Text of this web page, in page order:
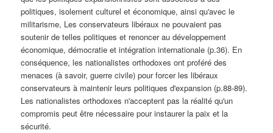
politiques, isolement culturel et économique, ainsi qu'avec le
militarisme, Les conservateurs libéraux ne pouvaient pas
soutenir de telles politiques et renoncer au développement
économique, démocratie et intégration internationale (p.36). En
conséquence, les nationalistes orthodoxes ont proféré des
menaces (à savoir, guerre civile) pour forcer les libéraux
conservateurs à maintenir leurs politiques d'expansion (p.88-89).
Les nationalistes orthodoxes n'acceptent pas la réalité qu'un
compromis peut être nécessaire pour instaurer la paix et la
sécurité.